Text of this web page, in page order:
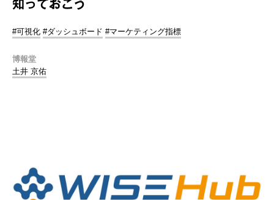
知っておこう
#可視化 #ダッシュボード #マーケティング指標
博報堂
土井 京佑